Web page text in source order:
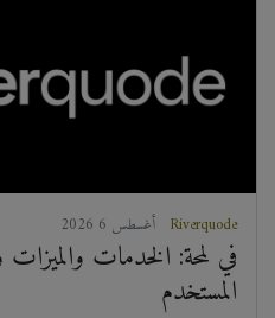
Riverquode
المستخدم